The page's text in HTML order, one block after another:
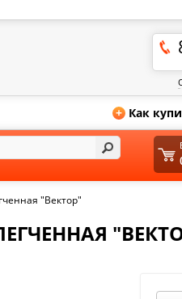
+ Как
"Вектор"